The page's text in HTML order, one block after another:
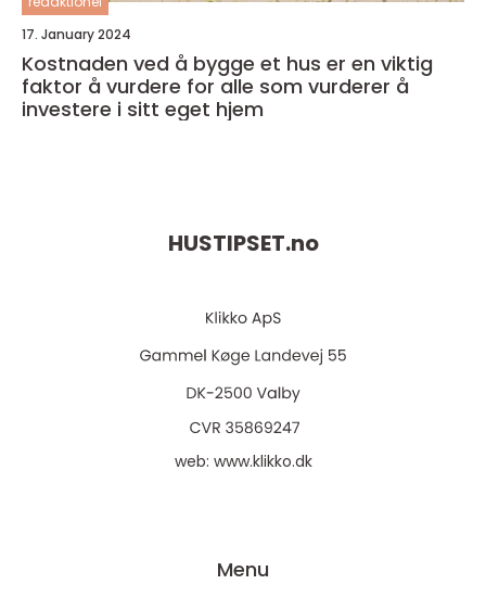
17. January 2024
Kostnaden ved å bygge et hus er en viktig
faktor å vurdere for alle som vurderer å
investere i sitt eget hjem
HUSTIPSET.no
web: www.klikko.dk
Menu